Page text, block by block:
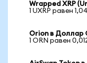
Wrapped XRP
1 UXRP равен
Orion в
1 ORN равен